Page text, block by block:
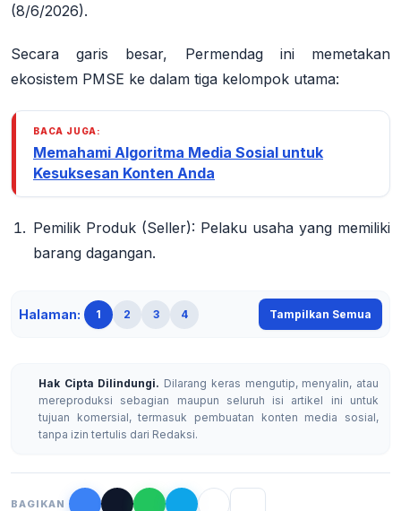
(8/6/2026).
Secara garis besar, Permendag ini memetakan
ekosistem PMSE ke dalam tiga kelompok utama:
BACA JUGA:
Memahami Algoritma Media Sosial untuk
Kesuksesan Konten Anda
Pemilik Produk (Seller): Pelaku usaha yang memiliki
barang dagangan.
Halaman: 1 2 3 4 Tampilkan Semua
Hak Cipta Dilindungi. Dilarang keras mengutip, menyalin, atau
mereproduksi sebagian maupun seluruh isi artikel ini untuk
tujuan komersial, termasuk pembuatan konten media sosial,
tanpa izin tertulis dari Redaksi.
BAGIKAN